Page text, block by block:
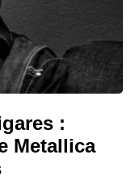
:
Metallica